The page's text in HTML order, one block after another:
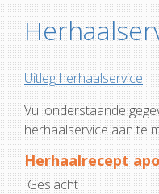
Uitleg herhaalservice
Vul onderstaande
herhaalservice aan te
Herhaalrecept
Geslacht